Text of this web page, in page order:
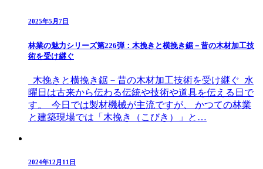
2025年5月7日
林業の魅力シリーズ第226弾：木挽きと横挽き鋸－昔の木材加工技
術を受け継ぐ
木挽きと横挽き鋸－昔の木材加工技術を受け継ぐ 水
曜日は古来から伝わる伝統や技術や道具を伝える日で
す。 今日では製材機械が主流ですが、 かつての林業
と建築現場では「木挽き（こびき）」と…
2024年12月11日